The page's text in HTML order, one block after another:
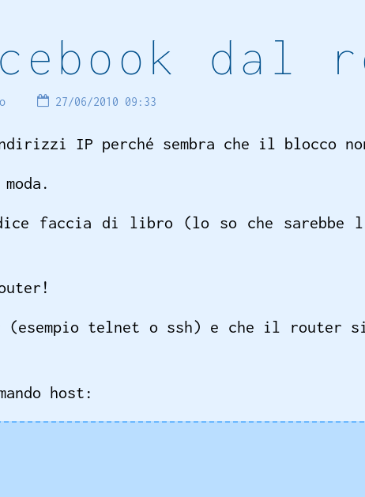
dal
27/06/2010 09:33
IP perché sembra che il blocco
dice faccia di libro (lo so che
(esempio telnet o ssh) e che il router
host: